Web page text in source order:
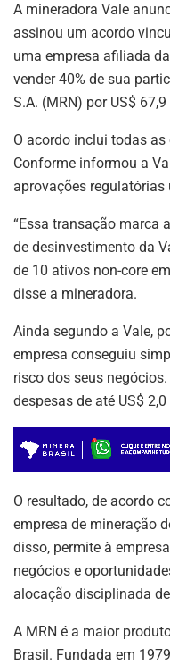
at
s
A
p
p
k
e
dI
n
c
e
b
o
o
k
A mineradora Vale
assinou um acordo
uma empresa afiliada
vender 40% de sua
S.A. (MRN) por US$
O acordo inclui todas
Conforme informou a
aprovações regulatórias
“Essa transação marca
de desinvestimento da
de 10 ativos non-core
disse a mineradora.
Ainda segundo a Vale,
empresa conseguiu
risco dos seus
despesas de até US$
O resultado, de acordo
empresa de mineração
disso, permite à
negócios e
alocação disciplinada
A MRN é a maior
Brasil. Fundada em